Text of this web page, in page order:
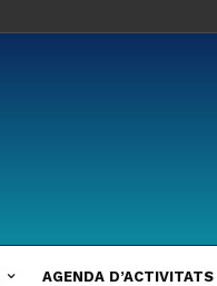
AGENDA D’ACTIVITATS